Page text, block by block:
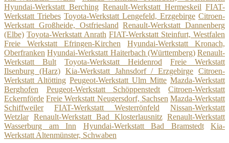
Hyundai-Werkstatt Berching Renault-Werkstatt Hermeskeil FIAT-
Werkstatt Triebes Toyota-Werkstatt Lengefeld, Erzgebirge Citroen-
Werkstatt Großheide, Ostfriesland Renault-Werkstatt Dannenberg
(Elbe) Toyota-Werkstatt Anrath FIAT-Werkstatt Steinfurt, Westfalen
Freie Werkstatt Efringen-Kirchen
Hyundai-Werkstatt Kronach,
Oberfranken Hyundai-Werkstatt Haiterbach (Württemberg) Renault-
Werkstatt Bult
Toyota-Werkstatt Heidenrod
Freie Werkstatt
Ilsenburg (Harz) Kia-Werkstatt Jahnsdorf / Erzgebirge Citroen-
Werkstatt Altötting Peugeot-Werkstatt Ulm Mitte Mazda-Werkstatt
Berghofen
Peugeot-Werkstatt Schöppenstedt
Citroen-Werkstatt
Eckernförde Freie Werkstatt Neugersdorf, Sachsen Mazda-Werkstatt
Schiffweiler
FIAT-Werkstatt Westerrönfeld
Nissan-Werkstatt
Wetzlar Renault-Werkstatt Bad Klosterlausnitz Renault-Werkstatt
Wasserburg am Inn
Hyundai-Werkstatt Bad Bramstedt
Kia-
Werkstatt Altenmünster, Schwaben